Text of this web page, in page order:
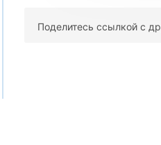
Поделитесь ссылкой с